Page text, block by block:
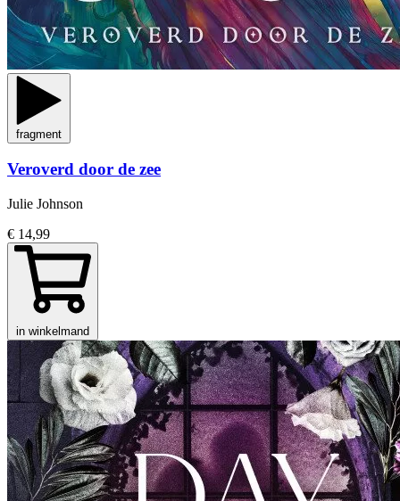
fragment
Veroverd door de zee
Julie Johnson
€ 14,99
in winkelmand